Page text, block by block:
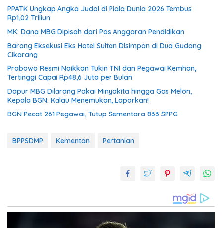
PPATK Ungkap Angka Judol di Piala Dunia 2026 Tembus
Rp1,02 Triliun
MK: Dana MBG Dipisah dari Pos Anggaran Pendidikan
Barang Eksekusi Eks Hotel Sultan Disimpan di Dua Gudang
Cikarang
Prabowo Resmi Naikkan Tukin TNI dan Pegawai Kemhan,
Tertinggi Capai Rp48,6 Juta per Bulan
Dapur MBG Dilarang Pakai Minyakita hingga Gas Melon,
Kepala BGN: Kalau Menemukan, Laporkan!
BGN Pecat 261 Pegawai, Tutup Sementara 833 SPPG
BPPSDMP Kementan Pertanian